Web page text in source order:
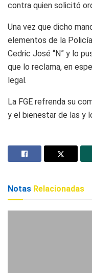
contra quien solicitó
Una vez que dicho
elementos de la
Cedric José “N” y lo
que lo reclama, en
legal.
La FGE refrenda su
y el bienestar de las y
Notas Relacionadas